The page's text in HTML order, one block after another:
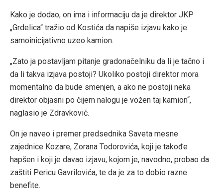
Kako je dodao, on ima i informaciju da je direktor JKP
„Grdelica“ tražio od Kostića da napiše izjavu kako je
samoinicijativno uzeo kamion.
„Zato ja postavljam pitanje gradonačelniku da li je tačno i
da li takva izjava postoji? Ukoliko postoji direktor mora
momentalno da bude smenjen, a ako ne postoji neka
direktor objasni po čijem nalogu je vožen taj kamion“,
naglasio je Zdravković.
On je naveo i premer predsednika Saveta mesne
zajednice Kozare, Zorana Todorovića, koji je takođe
hapšen i koji je davao izjavu, kojom je, navodno, probao da
zaštiti Pericu Gavrilovića, te da je za to dobio razne
benefite.